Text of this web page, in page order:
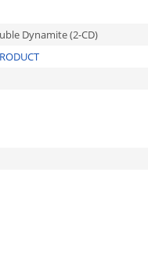
Dynamite (2-CD)